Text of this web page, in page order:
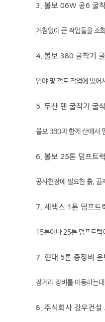
3. 볼보 06W 공6 굴
거침없이 큰 작업들을 소
4. 볼보 380 굴착기
임야 및 객토 작업에 있어
5. 두산 텐 굴착기 굴
볼보 380과 함께 산에서
6. 볼보 25톤 덤프트럭
공사현장에 필요한 흙,
7. 세렉스 1톤 덤프트
15톤이나 25톤 덤프트럭
7. 현대 5톤 중장비 운
장거리 장비를 이동하는
8. 주식회사 강우건설